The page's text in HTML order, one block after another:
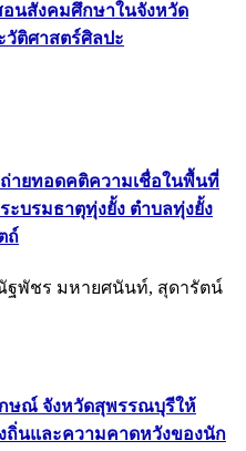
นสังคมศึกษาในจังหวัด
วัติศาสตร์ศิลปะ
ายทอดคติความเชื่อในพื้นที่
บรมธาตุทุ่งยั้ง ตำบลทุ่งยั้ง
ถ์
พัชร มหายศนันท์, สุดารัตน์
ษณ์ จังหวัดสุพรรณบุรีให้
นและความคาดหวังของนัก